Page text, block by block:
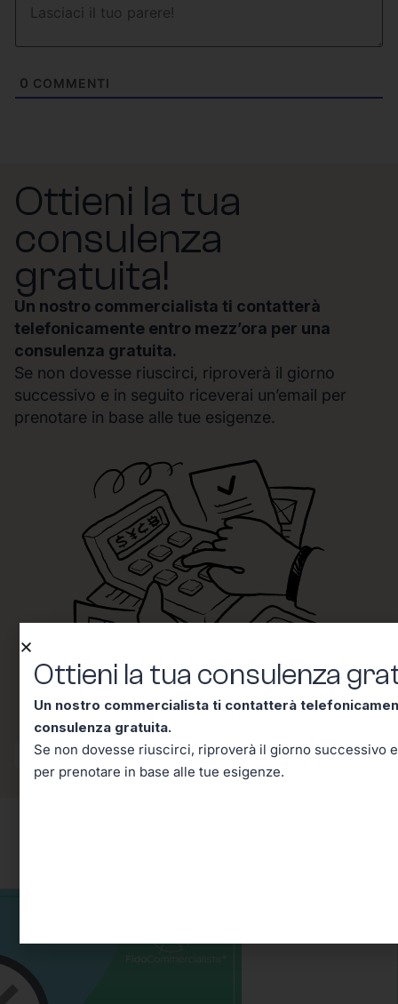
0 COMMENTI
Ottieni la tua
consulenza
gratuita!
Un nostro commercialista ti contatterà
telefonicamente entro mezz’ora per una
consulenza gratuita.
Se non dovesse riuscirci, riproverà il giorno
successivo e in seguito riceverai un’email per
prenotare in base alle tue esigenze.
Ottieni la tua consulenza
Un nostro commercialista ti contatterà
consulenza gratuita.
Se non dovesse riuscirci, riproverà il giorno successivo
per prenotare in base alle tue esigenze.